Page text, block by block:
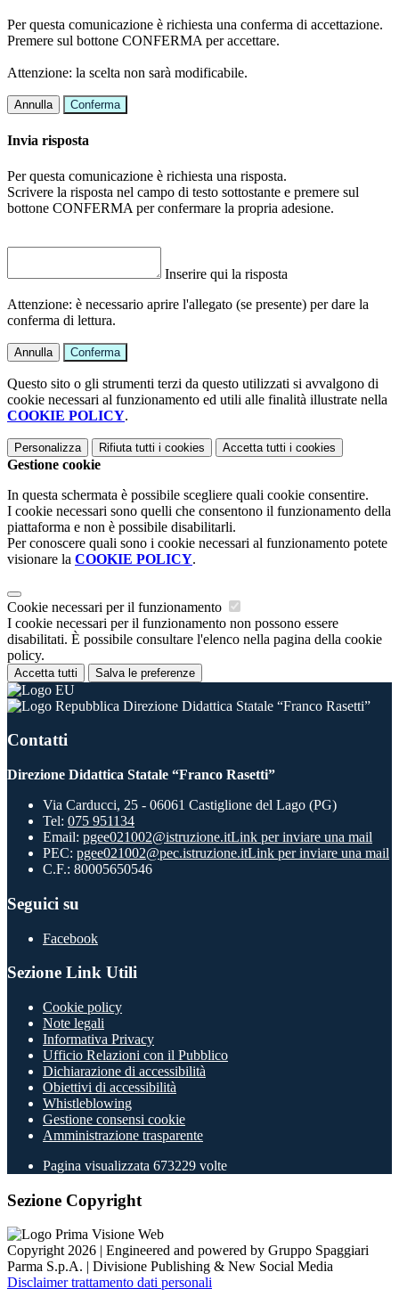
Per questa comunicazione è richiesta una conferma di accettazione.
Premere sul bottone CONFERMA per accettare.
Attenzione: la scelta non sarà modificabile.
Annulla Conferma
Invia risposta
Per questa comunicazione è richiesta una risposta.
Scrivere la risposta nel campo di testo sottostante e premere sul
bottone CONFERMA per confermare la propria adesione.
Inserire qui la risposta
Attenzione: è necessario aprire l'allegato (se presente) per dare la
conferma di lettura.
Annulla Conferma
Questo sito o gli strumenti terzi da questo utilizzati si avvalgono di
cookie necessari al funzionamento ed utili alle finalità illustrate nella
COOKIE POLICY.
Personalizza Rifiuta tutti i cookies Accetta tutti i cookies
Gestione cookie
In questa schermata è possibile scegliere quali cookie consentire.
I cookie necessari sono quelli che consentono il funzionamento della
piattaforma e non è possibile disabilitarli.
Per conoscere quali sono i cookie necessari al funzionamento potete
visionare la COOKIE POLICY.
Cookie necessari per il funzionamento
I cookie necessari per il funzionamento non possono essere
disabilitati. È possibile consultare l'elenco nella pagina della cookie
policy.
Accetta tutti Salva le preferenze
Direzione Didattica Statale “Franco Rasetti”
Contatti
Direzione Didattica Statale “Franco Rasetti”
Via Carducci, 25 - 06061 Castiglione del Lago (PG)
Tel: 075 951134
Email: pgee021002@istruzione.itLink per inviare una mail
PEC: pgee021002@pec.istruzione.itLink per inviare una mail
C.F.: 80005650546
Seguici su
Facebook
Sezione Link Utili
Cookie policy
Note legali
Informativa Privacy
Ufficio Relazioni con il Pubblico
Dichiarazione di accessibilità
Obiettivi di accessibilità
Whistleblowing
Gestione consensi cookie
Amministrazione trasparente
Pagina visualizzata 673229 volte
Sezione Copyright
Copyright 2026 | Engineered and powered by Gruppo Spaggiari
Parma S.p.A. | Divisione Publishing & New Social Media
Disclaimer trattamento dati personali